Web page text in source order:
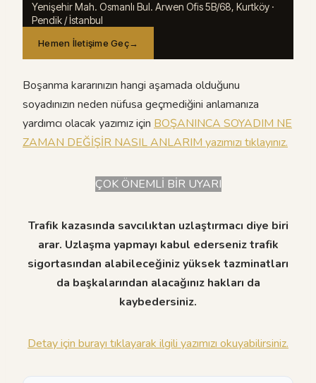
Yenişehir Mah. Osmanlı Bul. Arwen Ofis 5B/68, Kurtköy ·
Pendik / İstanbul
Hemen İletişime Geç→
Boşanma kararınızın hangi aşamada olduğunu
soyadınızın neden nüfusa geçmediğini anlamanıza
yardımcı olacak yazımız için BOŞANINCA SOYADIM NE
ZAMAN DEĞİŞİR NASIL ANLARIM yazımızı tıklayınız.
ÇOK ÖNEMLİ BİR UYARI
Trafik kazasında savcılıktan uzlaştırmacı diye biri
arar. Uzlaşma yapmayı kabul ederseniz trafik
sigortasından alabileceğiniz yüksek tazminatları
da başkalarından alacağınız hakları da
kaybedersiniz.
Detay için burayı tıklayarak ilgili yazımızı okuyabilirsiniz.